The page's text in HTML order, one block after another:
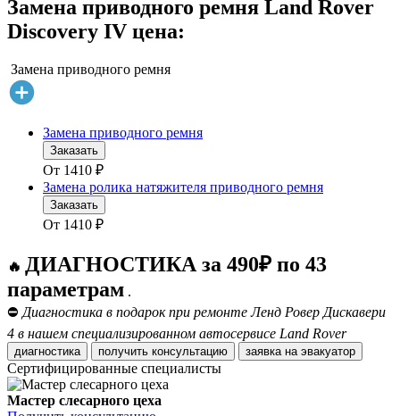
Замена приводного ремня Land Rover
Discovery IV цена:
Замена приводного ремня
Замена приводного ремня
Заказать
От 1410 ₽
Замена ролика натяжителя приводного ремня
Заказать
От 1410 ₽
🔥 ДИАГНОСТИКА за 490₽ по 43
параметрам .
⛔ Диагностика в подарок при ремонте Ленд Ровер Дискавери
4 в нашем специализированном автосервисе Land Rover
диагностика получить консультацию заявка на эвакуатор
Сертифицированные специалисты
Мастер слесарного цеха